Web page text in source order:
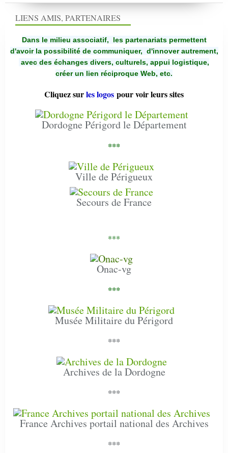
LIENS AMIS, PARTENAIRES
Dans le milieu associatif, les partenariats permettent
d'avoir la possibilité de communiquer, d'innover autrement,
avec des échanges divers, culturels, appui logistique,
créer un lien réciproque Web, etc.
Cliquez surles logos pour voir leurs sites
Dordogne Périgord le Département
***
Ville de Périgueux
Secours de France
***
Onac-vg
***
Musée Militaire du Périgord
***
Archives de la Dordogne
***
France Archives portail national des Archives
***